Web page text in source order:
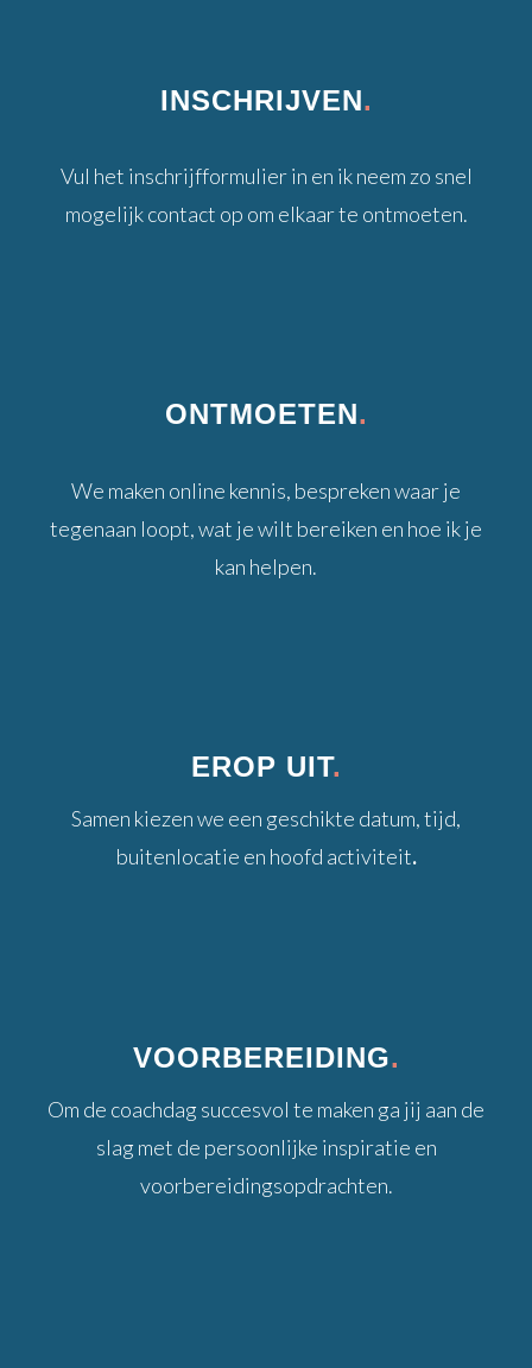
INSCHRIJVEN.
Vul het inschrijfformulier in en ik neem zo snel
mogelijk contact op om elkaar te ontmoeten.
ONTMOETEN.
We maken online kennis, bespreken waar je
tegenaan loopt, wat je wilt bereiken en hoe ik je
kan helpen.
EROP UIT.
Samen kiezen we een geschikte datum, tijd,
buitenlocatie en hoofd activiteit.
VOORBEREIDING.
Om de coachdag succesvol te maken ga jij aan de
slag met de persoonlijke inspiratie en
voorbereidingsopdrachten.